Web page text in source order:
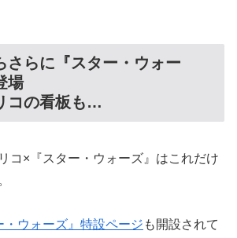
さらに『スター・ウォー
場
コの看板も…
コ×『スター・ウォーズ』はこれだけ
・ウォーズ』特設ページ も開設されて